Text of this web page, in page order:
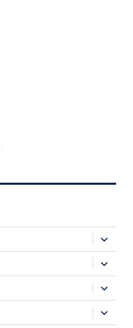
раскрыть
дочернее
меню
раскрыть
дочернее
меню
раскрыть
дочернее
меню
раскрыть
дочернее